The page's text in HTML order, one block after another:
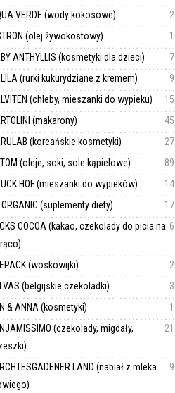
2
VERDE (wody kokosowe)
1
(olej żywokostowy)
7
ANTHYLLIS (kosmetyki dla dzieci)
9
(rurki kukurydziane z kremem)
15
(chleby, mieszanki do wypieku)
45
(makarony)
27
(koreańskie kosmetyki)
89
(oleje, soki, sole kąpielowe)
14
HOF (mieszanki do wypieków)
17
ORGANIC (suplementy diety)
6
COCOA (kakao, czekolady do picia na
2
(woskowijki)
3
(belgijskie czekoladki)
1
& ANNA (kosmetyki)
21
(czekolady, migdały,
9
LAND (nabiał z mleka